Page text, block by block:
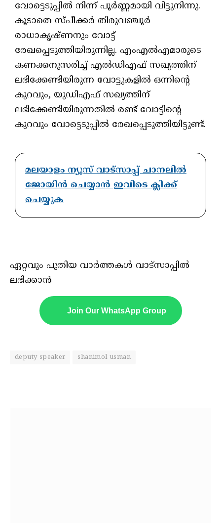
വോട്ടെടുപ്പിൽ നിന്ന് പൂർണ്ണമായി വിട്ടുനിന്നു.
കൂടാതെ സ്പീക്കർ തിരുവഞ്ചൂർ
രാധാകൃഷ്ണനും വോട്ട്
രേഖപ്പെടുത്തിയിരുന്നില്ല. എംഎൽഎമാരുടെ
കണക്കനുസരിച്ച് എൽഡിഎഫ് സഖ്യത്തിന്
ലഭിക്കേണ്ടിയിരുന്ന വോട്ടുകളിൽ ഒന്നിന്റെ
കുറവും, യുഡിഎഫ് സഖ്യത്തിന്
ലഭിക്കേണ്ടിയിരുന്നതിൽ രണ്ട് വോട്ടിന്റെ
കുറവും വോട്ടെടുപ്പിൽ രേഖപ്പെടുത്തിയിട്ടുണ്ട്.
മലയാളം ന്യൂസ് വാട്സാപ്പ് ചാനലിൽ
ജോയിൻ ചെയ്യാൻ ഇവിടെ ക്ലിക്ക്
ചെയ്യുക
ഏറ്റവും പുതിയ വാർത്തകൾ വാട്സാപ്പിൽ
ലഭിക്കാൻ
Join Our WhatsApp Group
deputy speaker shanimol usman